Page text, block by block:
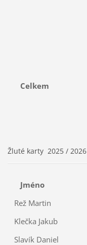
Celkem
Žluté karty 2025 / 2026
Jméno
Rež Martin
Klečka Jakub
Slavík Daniel